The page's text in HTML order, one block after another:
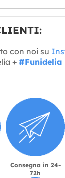
con noi su
+ #Funidelia
Consegna in 24-
72h